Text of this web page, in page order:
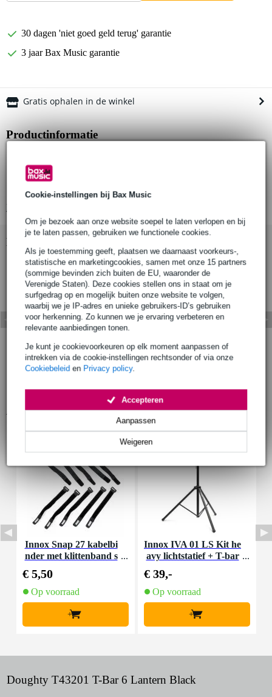
Cookie-instellingen bij Bax Music
Om je bezoek aan onze website soepel te laten verlopen en bij
je te laten passen, gebruiken we functionele cookies.
Als je toestemming geeft, plaatsen we daarnaast voorkeurs-,
statistische en marketingcookies, samen met onze 15 partners
(sommige bevinden zich buiten de EU, waaronder de
Verenigde Staten). Deze cookies stellen ons in staat om je
surfgedrag op en mogelijk buiten onze website te volgen,
waarbij we je IP-adres en unieke gebruikers-ID’s gebruiken
voor herkenning. Zo kunnen we je ervaring verbeteren en
relevante aanbiedingen tonen.
Je kunt je cookievoorkeuren op elk moment aanpassen of
intrekken via de cookie-instellingen rechtsonder of via onze
Cookiebeleid en Privacy policy.
Weigeren
Aanpassen
Accepteren
30 dagen 'niet goed geld terug' garantie
3 jaar Bax Music garantie
Gratis ophalen in de winkel
Productinformatie
toepassing: voor het monteren van je lichtarmaturen (lanterns)
Bekijk ook eens (6)
Accessoires (9)
Innox Snap 27 kabelbi
nder met klittenband s
€ 5,50
Op voorraad
+
Innox IVA 01 LS Kit he
avy lichtstatief + T-bar
€ 39,-
Op voorraad
+
Doughty T43201 T-Bar 6 Lantern Black